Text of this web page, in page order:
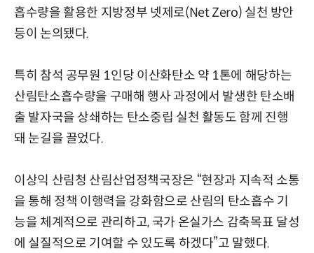
흡수량을 활용한 지방정부 넷제로(Net Zero) 실천 방안
등이 논의됐다.
특히 참석 공무원 1인당 이산화탄소 약 1톤에 해당하는
산림탄소흡수량을 구매해 행사 과정에서 발생한 탄소배
출 발자국을 상쇄하는 탄소중립 실천 활동도 함께 진행
돼 눈길을 끌었다.
이상익 산림청 산림산업정책국장은 “현장과 지속적 소통
을 통해 정책 이행력을 강화함으로 산림의 탄소흡수 기
능을 체계적으로 관리하고, 국가 온실가스 감축목표 달성
에 실질적으로 기여할 수 있도록 하겠다”고 말했다.